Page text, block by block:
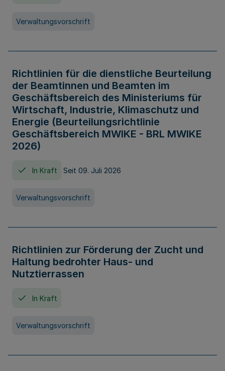
Verwaltungsvorschrift
Richtlinien für die dienstliche Beurteilung
der Beamtinnen und Beamten im
Geschäftsbereich des Ministeriums für
Wirtschaft, Industrie, Klimaschutz und
Energie (Beurteilungsrichtlinie
Geschäftsbereich MWIKE - BRL MWIKE
2026)
In Kraft Seit 09. Juli 2026
Verwaltungsvorschrift
Richtlinien zur Förderung der Zucht und
Haltung bedrohter Haus- und
Nutztierrassen
In Kraft
Verwaltungsvorschrift